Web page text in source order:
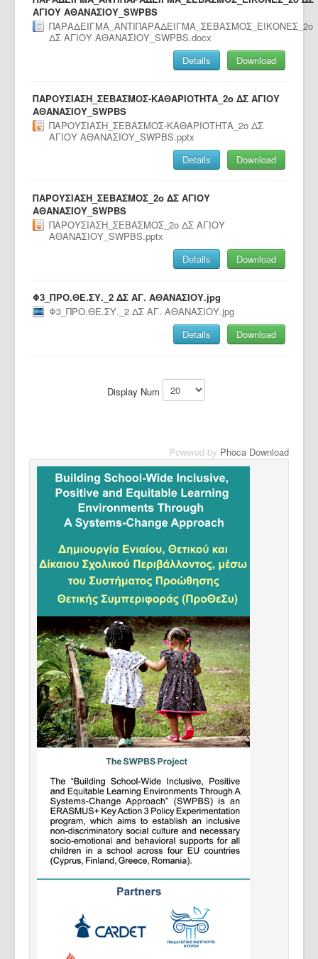
ΑΓΙΟΥ ΑΘΑΝΑΣΙΟΥ_SWPBS
ΠΑΡΑΔΕΙΓΜΑ_ANTIΠΑΡΑΔΕΙΓΜΑ_ΣΕΒΑΣΜΟΣ_ΕΙΚΟΝΕΣ_2o
ΔΣ ΑΓΙΟΥ ΑΘΑΝΑΣΙΟΥ_SWPBS.docx
Download
Details
ΠΑΡΟΥΣΙΑΣΗ_ΣΕΒΑΣΜΟΣ-ΚΑΘΑΡΙΟΤΗΤΑ_2o ΔΣ ΑΓΙΟΥ
ΑΘΑΝΑΣΙΟΥ_SWPBS
ΠΑΡΟΥΣΙΑΣΗ_ΣΕΒΑΣΜΟΣ-ΚΑΘΑΡΙΟΤΗΤΑ_2o ΔΣ
ΑΓΙΟΥ ΑΘΑΝΑΣΙΟΥ_SWPBS.pptx
Download
Details
ΠΑΡΟΥΣΙΑΣΗ_ΣΕΒΑΣΜΟΣ_2o ΔΣ ΑΓΙΟΥ
ΑΘΑΝΑΣΙΟΥ_SWPBS
ΠΑΡΟΥΣΙΑΣΗ_ΣΕΒΑΣΜΟΣ_2o ΔΣ ΑΓΙΟΥ
ΑΘΑΝΑΣΙΟΥ_SWPBS.pptx
Download
Details
Φ3_ΠΡΟ.ΘΕ.ΣΥ._2 ΔΣ ΑΓ. ΑΘΑΝΑΣΙΟΥ.jpg
Φ3_ΠΡΟ.ΘΕ.ΣΥ._2 ΔΣ ΑΓ. ΑΘΑΝΑΣΙΟΥ.jpg
Download
Details
Display Num
Powered by Phoca Download